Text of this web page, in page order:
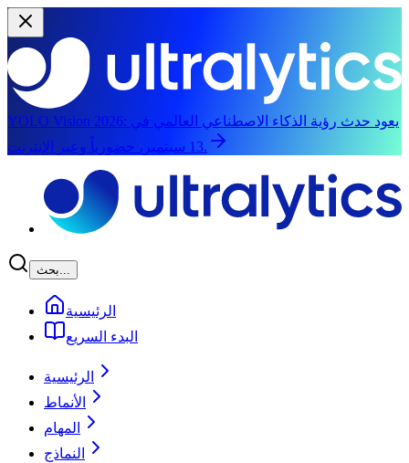
YOLO Vision 2026: يعود حدث رؤية الذكاء الاصطناعي العالمي في
13 سبتمبر، حضورياً وعبر الإنترنت.
بحث...
الرئيسية
البدء السريع
الرئيسية
الأنماط
المهام
النماذج